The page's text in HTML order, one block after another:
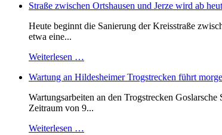
Straße zwischen Ortshausen und Jerze wird ab
Heute beginnt die Sanierung der Kreisstraße
etwa eine...
Weiterlesen …
Wartung an Hildesheimer Trogstrecken führt
Wartungsarbeiten an den Trogstrecken
Zeitraum von 9...
Weiterlesen …